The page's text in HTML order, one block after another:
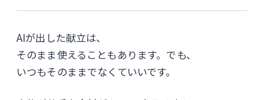
AIが出した献立は、
そのまま使えることもあります。でも、
いつもそのままでなくていいです。